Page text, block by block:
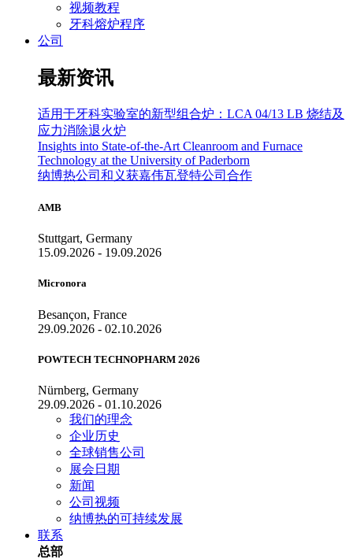
视频教程
牙科熔炉程序
公司
最新资讯
适用于牙科实验室的新型组合炉：LCA 04/13 LB 烧结及
应力消除退火炉
Insights into State-of-the-Art Cleanroom and Furnace
Technology at the University of Paderborn
纳博热公司和义获嘉伟瓦登特公司合作
AMB
Stuttgart, Germany
15.09.2026 - 19.09.2026
Micronora
Besançon, France
29.09.2026 - 02.10.2026
POWTECH TECHNOPHARM 2026
Nürnberg, Germany
29.09.2026 - 01.10.2026
我们的理念
企业历史
全球销售公司
展会日期
新闻
公司视频
纳博热的可持续发展
联系
总部